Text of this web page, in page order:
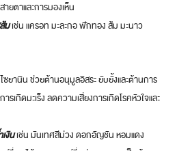
ยตาและการมองเห็น
มเช่น แครอท มะละกอ ฟักทอง ส้ม มะนาว
ซยานิน ช่วยต้านอนุมูลอิสระ ยับยั้งและต้านการ
รเกิดมะเร็ง ลดความเสี่ยงการเกิดโรคหัวใจและ
งินเช่น มันเทศสีม่วง ดอกอัญชัน หอมแดง